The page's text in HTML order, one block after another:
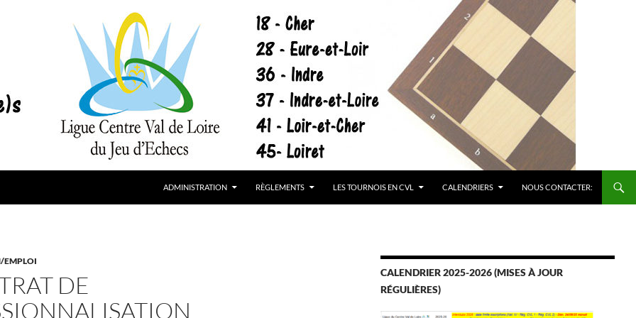
ADMINISTRATION RÈGLEMENTS LES TOURNOIS EN CVL CALENDRIERS NOUS CONTACTER:
EMPLOI
DE
CALENDRIER 2025-2026 (MISES À JOUR
RÉGULIÈRES)